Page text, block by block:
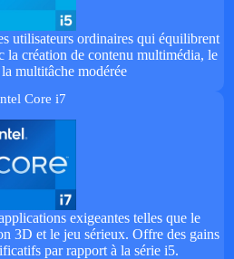
utilisateurs ordinaires qui équilibrent
la création de contenu multimédia, le
multitâche modérée
Core i7
exigeantes telles que le
3D et le jeu sérieux. Offre des gains
par rapport à la série i5.